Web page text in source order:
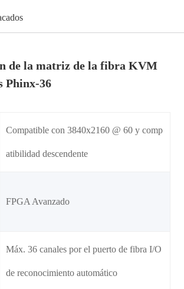
de la matriz de la fibra KVM
Phinx-36
Compatible con 3840x2160 @ 60 y comp
atibilidad descendente
FPGA Avanzado
Máx. 36 canales por el puerto de fibra I/O
de reconocimiento automático